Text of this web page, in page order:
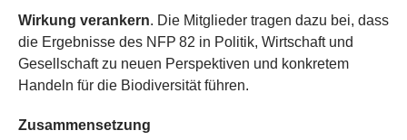
Wirkung verankern. Die Mitglieder tragen dazu bei, dass
die Ergebnisse des NFP 82 in Politik, Wirtschaft und
Gesellschaft zu neuen Perspektiven und konkretem
Handeln für die Biodiversität führen.
Zusammensetzung